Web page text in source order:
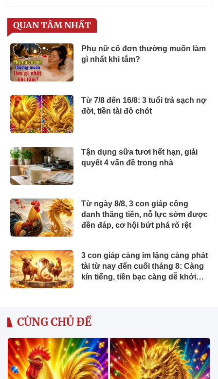
QUAN TÂM NHẤT
Phụ nữ cô đơn thường muốn làm
gì nhất khi tắm?
Từ 7/8 đến 16/8: 3 tuổi trả sạch nợ
đời, tiền tài đỏ chót
Tận dụng sữa tươi hết hạn, giải
quyết 4 vấn đề trong nhà
Từ ngày 8/8, 3 con giáp công
danh thăng tiến, nỗ lực sớm được
đền đáp, cơ hội bứt phá rõ rệt
3 con giáp càng im lặng càng phát
tài từ nay đến cuối tháng 8: Càng
kín tiếng, tiền bạc càng dễ khởi
CÙNG CHỦ ĐỀ